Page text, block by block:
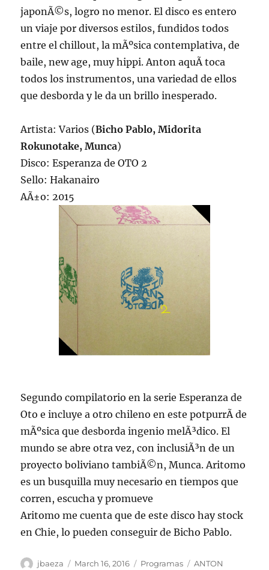
japonÃ©s, logro no menor. El disco es entero
un viaje por diversos estilos, fundidos todos
entre el chillout, la mÃºsica contemplativa, de
baile, new age, muy hippi. Anton aquÃ­ toca
todos los instrumentos, una variedad de ellos
que desborda y le da un brillo inesperado.
Artista: Varios (Bicho Pablo, Midorita
Rokunotake, Munca)
Disco: Esperanza de OTO 2
Sello: Hakanairo
AÃ±o: 2015
Segundo compilatorio en la serie Esperanza de
Oto e incluye a otro chileno en este potpurrÃ­ de
mÃºsica que desborda ingenio melÃ³dico. El
mundo se abre otra vez, con inclusiÃ³n de un
proyecto boliviano tambiÃ©n, Munca. Aritomo
es un busquilla muy necesario en tiempos que
corren, escucha y promueve
Aritomo me cuenta que de este disco hay stock
en Chie, lo pueden conseguir de Bicho Pablo.
Author
jbaeza
Posted
March 16, 2016 Categories
Programas Tags
ANTON